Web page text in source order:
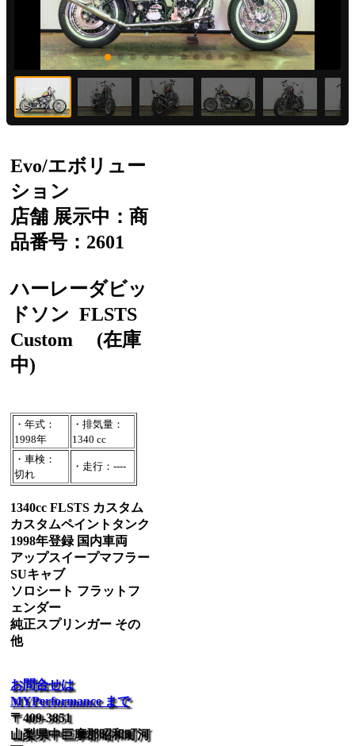
Evo/エボリュー
ション
店舗 展示中：商
品番号：2601
ハーレーダビッ
ドソン FLSTS
Custom
(在庫
中)
・年式：
1998年
・排気量：
1340 cc
・車検：
切れ
・走行：----
1340cc FLSTS カスタム
カスタムペイントタンク
1998年登録 国内車両
アップスイープマフラー
SUキャブ
ソロシート フラットフ
ェンダー
純正スプリンガー その
他
お問合せは
MYPerformance まで
〒409-3851
山梨県中巨摩郡昭和町河